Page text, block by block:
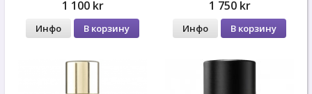
1 100 kr
Инфо В корзину
1 750 kr
Инфо В корзину